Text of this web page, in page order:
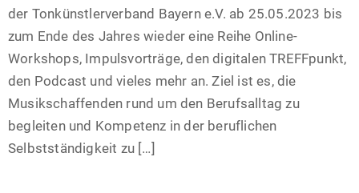
der Tonkünstlerverband Bayern e.V. ab 25.05.2023 bis
zum Ende des Jahres wieder eine Reihe Online-
Workshops, Impulsvorträge, den digitalen TREFFpunkt,
den Podcast und vieles mehr an. Ziel ist es, die
Musikschaffenden rund um den Berufsalltag zu
begleiten und Kompetenz in der beruflichen
Selbstständigkeit zu […]